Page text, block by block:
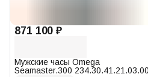
871 100 ₽
Мужские часы Omega
Seamaster.300